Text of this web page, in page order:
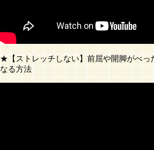
★【ストレッチしない】前屈や開脚がべっ
なる方法